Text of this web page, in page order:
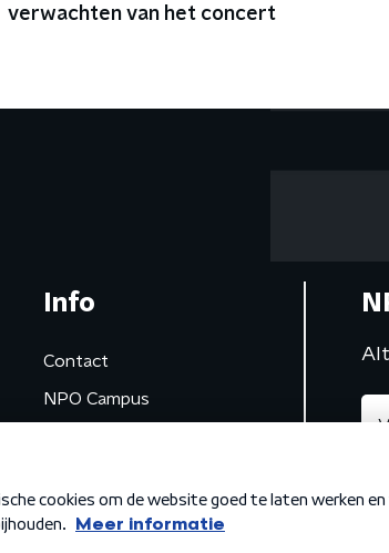
verwachten van het concert
Info
Contact
NPO Campus